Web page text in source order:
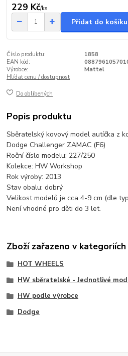
229 Kč/ks
Přidat do košíku
Číslo produktu:
1858
EAN kód:
Výrobce:
Mattel
Hlídat cenu / dostupnost
Do oblíbených
Popis produktu
Sběratelský kovový model autíčka z
Dodge Challenger ZAMAC (F6)
Roční číslo modelu: 227/250
Kolekce: HW Workshop
Rok výroby: 2013
Stav obalu: dobrý
Velikost modelů je cca 4-9 cm (dle
Není vhodné pro děti do 3 let.
Zboží zařazeno v kategoriích
HOT WHEELS
HW sběratelské - Jednotlivé
HW podle výrobce
Dodge